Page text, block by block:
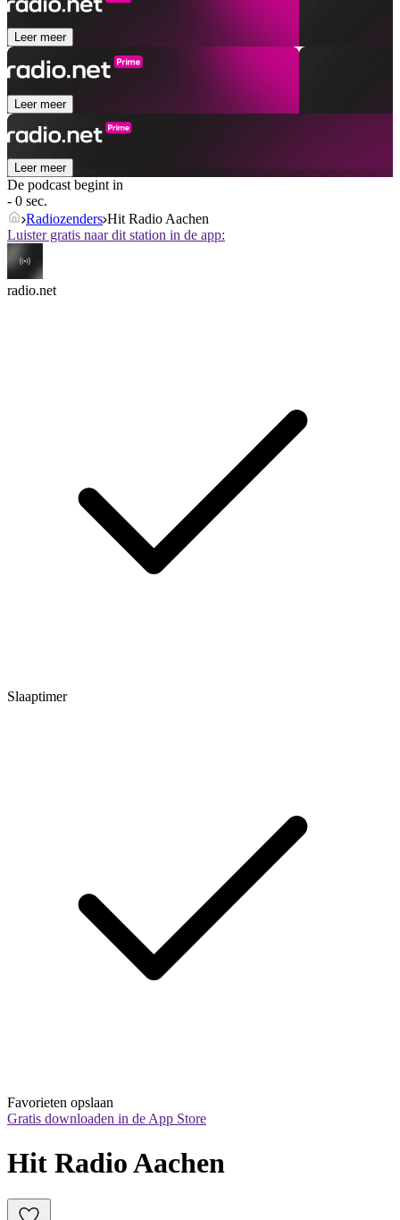
Leer meer
Leer meer
Leer meer
De podcast begint in
- 0 sec.
Radiozenders Hit Radio Aachen
Luister gratis naar dit station in de app:
radio.net
Slaaptimer
Favorieten opslaan
Gratis downloaden in de App Store
Hit Radio Aachen